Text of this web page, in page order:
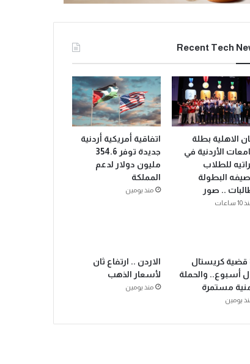
Recent Tech
الاهلية بطلة
الأردنية في
للطلاب
البطولة
.. صور
ساعات
اتفاقية أمريكية أردنية
جديدة توفر 354.6
مليون دولار لدعم
المملكة
منذ يومين
88 قضية كريستال
أسبوع.. والحملة
مستمرة
يومين
الاردن .. ارتفاع ثان
لأسعار الذهب
منذ يومين